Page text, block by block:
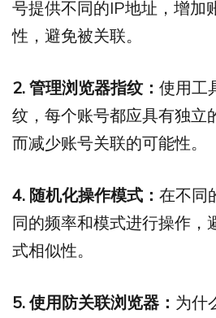
号提供不同的IP地址，增加
性，避免被关联。
2. 管理浏览器指纹： 使用工
纹，每个账号都应具有独立
而减少账号关联的可能性。
4. 随机化操作模式： 在不同
同的频率和模式进行操作，
式相似性。
5. 使用防关联浏览器： 为什